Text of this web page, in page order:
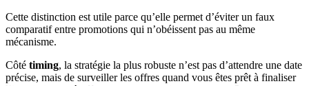
Cette distinction est utile parce qu’elle permet d’éviter un faux
comparatif entre promotions qui n’obéissent pas au même
mécanisme.
Côté timing, la stratégie la plus robuste n’est pas d’attendre une date
précise, mais de surveiller les offres quand vous êtes prêt à finaliser